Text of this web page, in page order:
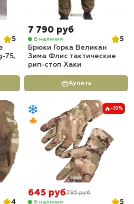
5
75,
7 790 руб
В наличии
5
Брюки Горка Великан
Зима Флис тактические
рип-стоп Хаки
Купить
4
-19%
645 руб795 руб
В наличии
5